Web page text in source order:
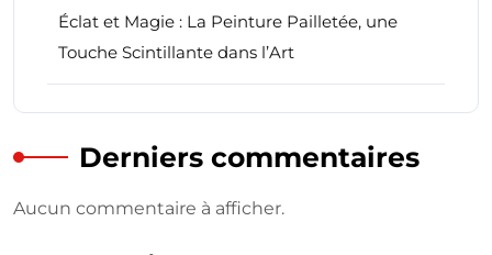
Éclat et Magie : La Peinture Pailletée, une
Touche Scintillante dans l’Art
Derniers commentaires
Aucun commentaire à afficher.